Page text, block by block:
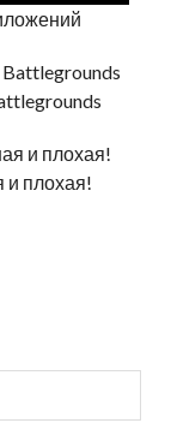
и плохая!